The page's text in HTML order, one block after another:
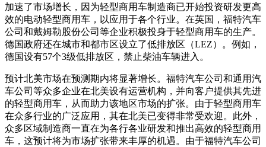
加速了市场增长，因为轻型商用车制造商已开始投资研发更高
效的电动轻型商用车，以应用于各个行业。在英国，福特汽车
公司和戴姆勒股份公司等企业积极投身于轻型商用车的生产。
德国政府还在城市和都市区设立了低排放区（LEZ）。例如，
德国设有57个3级低排放区，禁止柴油车辆进入。
预计北美市场在预测期内将显著增长。福特汽车公司和通用汽
车公司等众多企业在北美设有运营机构，并向客户提供其先进
的轻型商用车，从而助力该地区市场的扩张。由于轻型商用车
在众多行业的广泛应用，其在北美已变得非常受欢迎。此外，
众多区域制造商一直在为各行各业研发和推出高效的轻型商用
车，这预计将为市场扩张带来丰厚的机遇。由于福特汽车公司